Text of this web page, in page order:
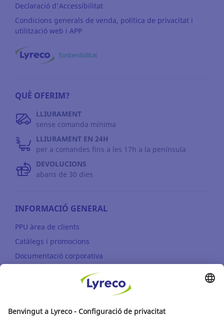
Declaració d'Accessibilitat
Condicions generals de venda, política de privacitat i
utilització web i APP
Sostenibilitat
QUÈ OFERIM?
LLIURAMENT
sense comanda mínima
LLIURAMENT EN 24H
per a comandes fins a les 17h a la península
DEVOLUCIONS
abans de 30 dies
INFORMACIÓ GENERAL
PPU àrea de clients
Catàlegs i promocions
Documentació corporativa
© Lyreco 2026